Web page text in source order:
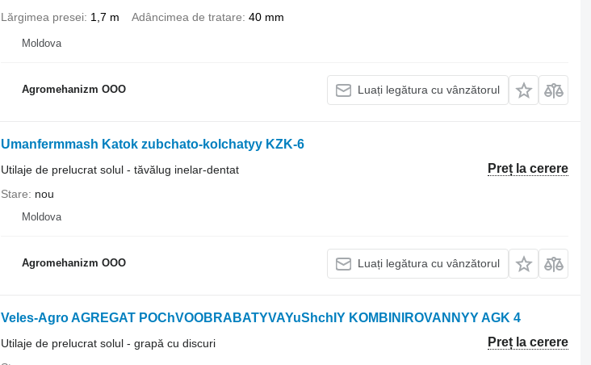
Lărgimea presei 1,7 m Adâncimea de tratare 40 mm
Moldova
Agromehanizm OOO Luați legătura cu vânzătorul
Umanfermmash Katok zubchato-kolchatyy KZK-6
Preț la cerere
Utilaje de prelucrat solul - tăvălug inelar-dentat
Stare
nou
Moldova
Agromehanizm OOO Luați legătura cu vânzătorul
Veles-Agro AGREGAT POChVOOBRABATYVAYuShchIY KOMBINIROVANNYY AGK 4
Preț la cerere
Utilaje de prelucrat solul - grapă cu discuri